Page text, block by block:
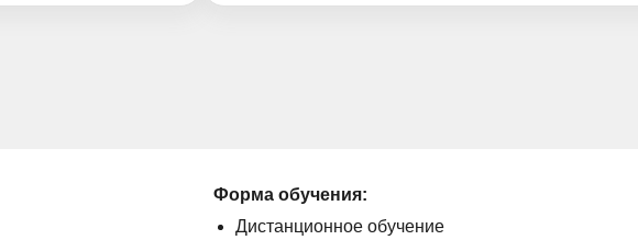
Форма обучения:
Дистанционное обучение